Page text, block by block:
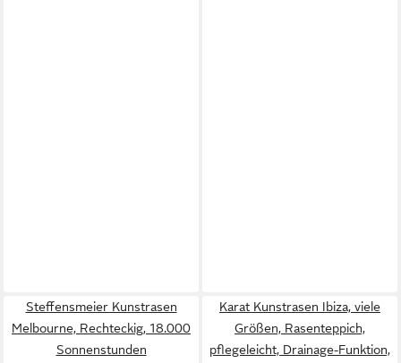
Steffensmeier Kunstrasen
Melbourne, Rechteckig, 18.000
Sonnenstunden
Karat Kunstrasen Ibiza, viele
Größen, Rasenteppich,
pflegeleicht, Drainage-Funktion,